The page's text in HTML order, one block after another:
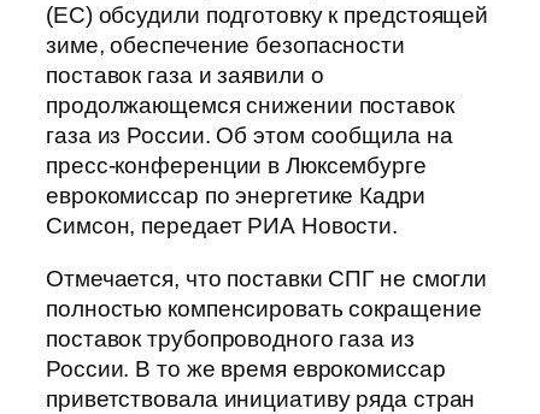
(ЕС) обсудили подготовку к предстоящей
зиме, обеспечение безопасности
поставок газа и заявили о
продолжающемся снижении поставок
газа из России. Об этом сообщила на
пресс-конференции в Люксембурге
еврокомиссар по энергетике Кадри
Симсон, передает РИА Новости.
Отмечается, что поставки СПГ не смогли
полностью компенсировать сокращение
поставок трубопроводного газа из
России. В то же время еврокомиссар
приветствовала инициативу ряда стран